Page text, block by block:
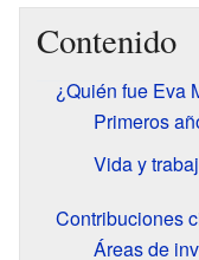
Contenido
¿Quién fue Eva
Primeros
Vida y
Contribuciones
Áreas de